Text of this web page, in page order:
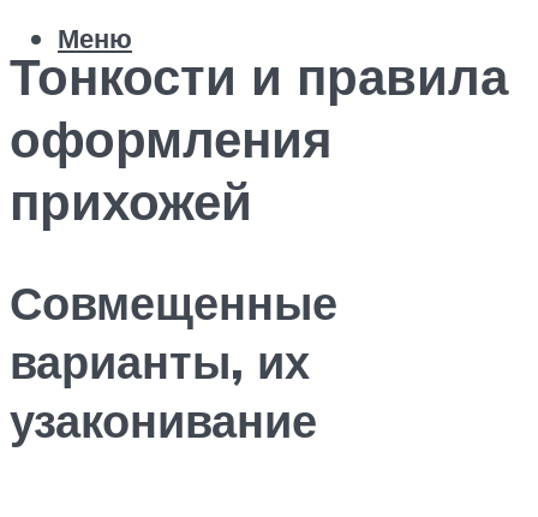
Меню
Тонкости и правила
оформления
прихожей
Совмещенные
варианты, их
узаконивание